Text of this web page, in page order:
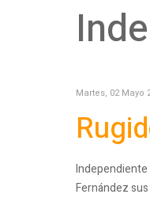
Martes, 02 Mayo
Independiente
Fernández